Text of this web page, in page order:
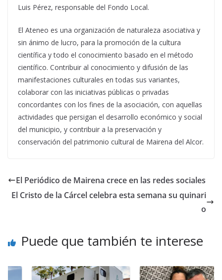
Luis Pérez, responsable del Fondo Local.
El Ateneo es una organización de naturaleza asociativa y
sin ánimo de lucro, para la promoción de la cultura
científica y todo el conocimiento basado en el método
científico. Contribuir al conocimiento y difusión de las
manifestaciones culturales en todas sus variantes,
colaborar con las iniciativas públicas o privadas
concordantes con los fines de la asociación, con aquellas
actividades que persigan el desarrollo económico y social
del municipio, y contribuir a la preservación y
conservación del patrimonio cultural de Mairena del Alcor.
El Periódico de Mairena crece en las redes sociales
El Cristo de la Cárcel celebra esta semana su quinari
o
Puede que también te interese